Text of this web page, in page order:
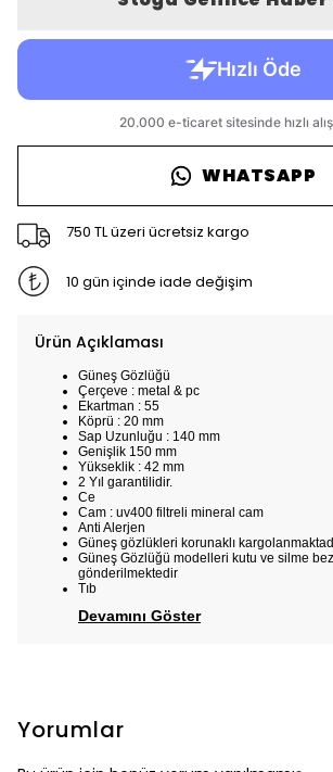
WHATSAPP
750 TL üzeri ücretsiz kargo
10 gün içinde iade değişim
Ürün Açıklaması
Güneş Gözlüğü
Çerçeve : metal & pc
Ekartman : 55
Köprü : 20 mm
Sap Uzunluğu : 140 mm
Genişlik 150 mm
Yükseklik : 42 mm
2 Yıl garantilidir.
Ce
Cam : uv400 filtreli mineral cam
Anti Alerjen
Güneş gözlükleri korunaklı
Güneş Gözlüğü modelleri kutu ve silme
gönderilmektedir
Tıb
Devamını Göster
Yorumlar